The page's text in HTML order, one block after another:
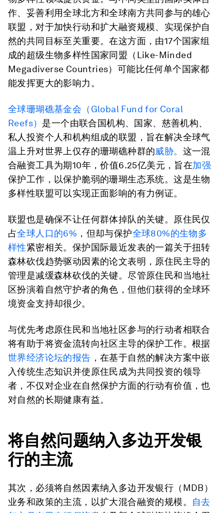
作、妥善利用全球北方和全球南方共同参与的雄心
联盟，对于加快行动和扩大融资规模、实现保护自
然的共同目标至关重要。在这方面，由17个国家组
成的超级生物多样性国家同盟（Like-Minded
Megadiverse Countries）可能比任何单个国家都
能发挥更大的影响力。
全球珊瑚礁基金会（Global Fund for Coral
Reefs） 是一个由联合国机构、国家、慈善机构、
私人投资个人和机构组成的联盟，旨在解决全球气
温上升对世界上仅存的珊瑚礁种群的威胁。 这一混
合融资工具为期10年，价值6.25亿美元，旨在加强
保护工作，以保护脆弱的珊瑚生态系统。这是生物
多样性联盟可以实现正面影响的有力例证。
联盟也是确保不让任何群体掉队的关键。原住民仅
占全球人口的6% ，但却与保护全球80%的生物多
样性紧密相关。保护国际最近发表的一篇关于扭转
森林砍伐趋势驱动因素的论文表明，原住民主导的
管理是减缓森林砍伐的关键。尽管原住民和当地社
区扮演着自然守护者的角色，但他们获得的全球环
境资金支持却很少。
与优先考虑原住民和当地社区参与的行动者相联合
将有助于将资金流转向社区主导的保护工作。根据
世界经济论坛的报告 ，在基于自然的解决方案中嵌
入传统生态知识并使原住民成为共同投资的领导
者，不仅对企业在自然保护方面的行动有价值，也
对自然的长期健康有益。
将自然问题纳入多边开发银
行的主流
其次，必须将自然因素纳入多边开发银行（MDB）
业务和政策的主流，以扩大混合融资的规模。 自去